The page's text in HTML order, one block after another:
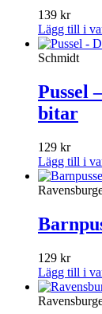
139 kr
Lägg till i
Schmidt
Pussel
bitar
129 kr
Lägg till i
129 kr
Lägg till i